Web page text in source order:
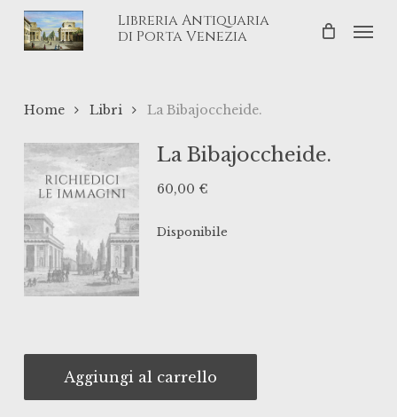
Skip
Libreria Antiquaria
di Porta Venezia
Home Libri La Bibajoccheide.
La Bibajoccheide.
60,00 €
Disponibile
Aggiungi al carrello